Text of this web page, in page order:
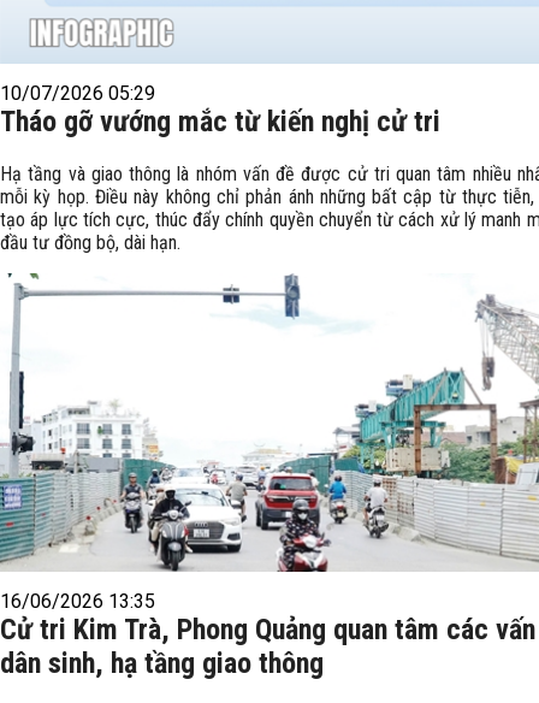
10/07/2026 05:29
Tháo gỡ vướng mắc từ kiến nghị cử tri
Hạ tầng và giao thông là nhóm vấn đề được cử tri quan tâm nhiều
mỗi kỳ họp. Điều này không chỉ phản ánh những bất cập từ thực
tạo áp lực tích cực, thúc đẩy chính quyền chuyển từ cách xử lý manh
đầu tư đồng bộ, dài hạn.
16/06/2026 13:35
Cử tri Kim Trà, Phong Quảng quan tâm các
dân sinh, hạ tầng giao thông